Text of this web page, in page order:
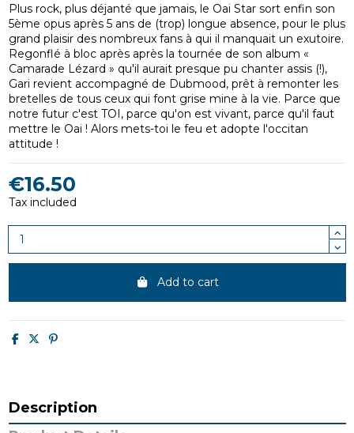
Plus rock, plus déjanté que jamais, le Oai Star sort enfin son
5ème opus après 5 ans de (trop) longue absence, pour le plus
grand plaisir des nombreux fans à qui il manquait un exutoire.
Regonflé à bloc après après la tournée de son album «
Camarade Lézard » qu'il aurait presque pu chanter assis (!),
Gari revient accompagné de Dubmood, prêt à remonter les
bretelles de tous ceux qui font grise mine à la vie. Parce que
notre futur c'est TOI, parce qu'on est vivant, parce qu'il faut
mettre le Oai ! Alors mets-toi le feu et adopte l'occitan
attitude !
€16.50
Tax included
Add to cart
Description